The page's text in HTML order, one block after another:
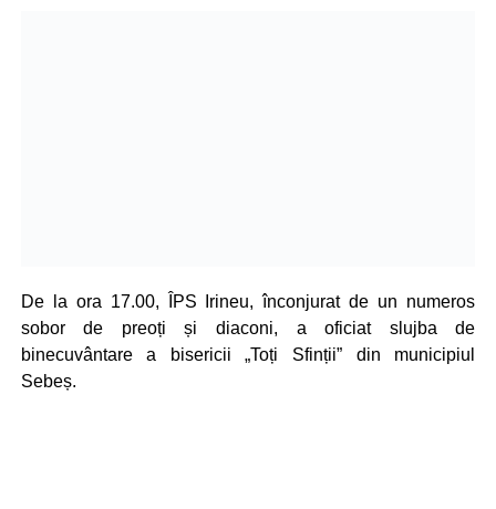
De la ora 17.00, ÎPS Irineu, înconjurat de un numeros
sobor de preoți și diaconi, a oficiat slujba de
binecuvântare a bisericii „Toți Sfinții” din municipiul
Sebeș.